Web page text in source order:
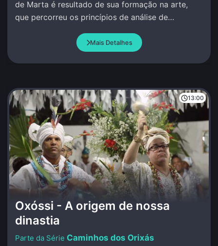
de Marta é resultado de sua formação na arte,
que percorreu os princípios de análise de
Mais Detalhes
13:00
Oxóssi - A origem de nossa
dinastia
Caminhos dos Orixás